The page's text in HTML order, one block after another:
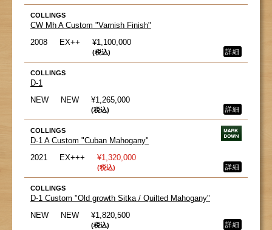
COLLINGS
CW Mh A Custom "Varnish Finish"
2008
EX++ ¥1,100,000
(税込) 詳細
COLLINGS
D-1
NEW
NEW ¥1,265,000
(税込) 詳細
COLLINGS
D-1 A Custom "Cuban Mahogany"
2021
EX+++ ¥1,320,000
(税込) 詳細
COLLINGS
D-1 Custom "Old growth Sitka / Quilted Mahogany"
NEW
NEW ¥1,820,500
(税込) 詳細